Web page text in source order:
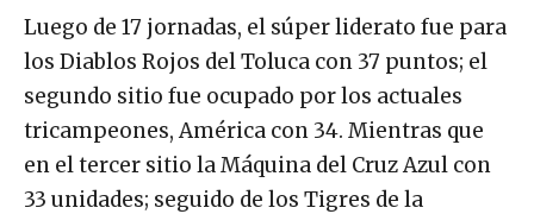
Luego de 17 jornadas, el súper liderato fue para
los Diablos Rojos del Toluca con 37 puntos; el
segundo sitio fue ocupado por los actuales
tricampeones, América con 34. Mientras que
en el tercer sitio la Máquina del Cruz Azul con
33 unidades; seguido de los Tigres de la